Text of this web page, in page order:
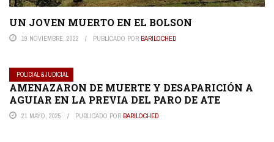
UN JOVEN MUERTO EN EL BOLSON
19 NOVIEMBRE, 2022 PUBLICADO POR BARILOCHED
POLICIAL & JUDICIAL
AMENAZARON DE MUERTE Y DESAPARICIÓN A
AGUIAR EN LA PREVIA DEL PARO DE ATE
21 MAYO, 2025 PUBLICADO POR BARILOCHED